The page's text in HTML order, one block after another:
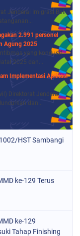
Jenderal Imigrasi Bali
2.991 personel
Agung 2025
yang kondusif
2025 dan...
Implementasi Aplikasi
Direktorat Jenderal
dan...
HST Sambangi
ke-129 Terus
ke-129
Tahap Finishing